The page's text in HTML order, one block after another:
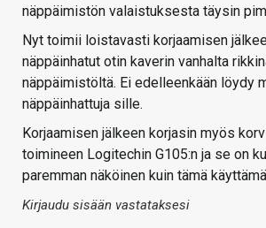
näppäimistön valaistuksesta täysin
Nyt toimii loistavasti korjaamisen
näppäinhatut otin kaverin vanhalta
näppäimistöltä. Ei edelleenkään löydy
näppäinhattuja sille.
Korjaamisen jälkeen korjasin myös
toimineen Logitechin G105:n ja se on
paremman näköinen kuin tämä
Kirjaudu sisään vastataksesi